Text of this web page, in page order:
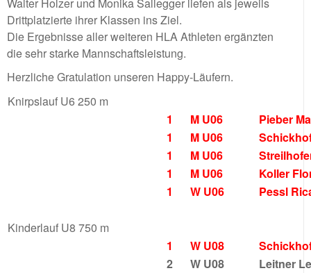
Drittplatzierte ihrer Klassen ins Ziel.
Die Ergebnisse aller weiteren HLA Athleten ergänzten
die sehr starke Mannschaftsleistung.
Herzliche Gratulation unseren Happy-Läufern.
Knirpslauf U6 250 m
1
M U06
Pieber
1
M U06
1
M U06
1
M U06
Koller
1
W U06 Pessl
Kinderlauf U8 750 m
1
W U08
2
W U08
Leitner